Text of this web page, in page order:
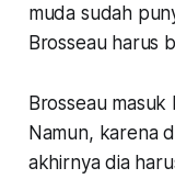
muda sudah
Brosseau harus
Brosseau
Namun, karena
akhirnya dia